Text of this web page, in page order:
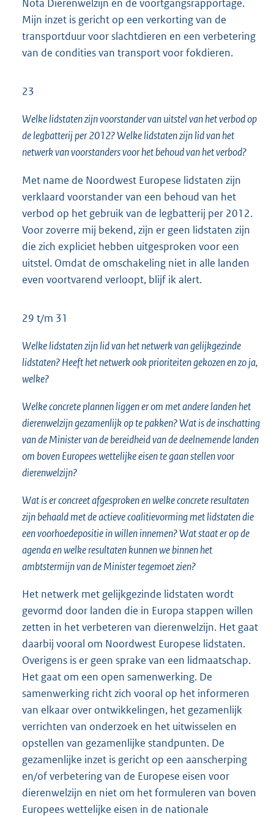
Nota Dierenwelzijn en de voortgangsrapportage.
Mijn inzet is gericht op een verkorting van de
transportduur voor slachtdieren en een verbetering
van de condities van transport voor fokdieren.
23
Welke lidstaten zijn voorstander van uitstel van het verbod op
de legbatterij per 2012? Welke lidstaten zijn lid van het
netwerk van voorstanders voor het behoud van het verbod?
Met name de Noordwest Europese lidstaten zijn
verklaard voorstander van een behoud van het
verbod op het gebruik van de legbatterij per 2012.
Voor zoverre mij bekend, zijn er geen lidstaten zijn
die zich expliciet hebben uitgesproken voor een
uitstel. Omdat de omschakeling niet in alle landen
even voortvarend verloopt, blijf ik alert.
29 t/m 31
Welke lidstaten zijn lid van het netwerk van gelijkgezinde
lidstaten? Heeft het netwerk ook prioriteiten gekozen en zo ja,
welke?
Welke concrete plannen liggen er om met andere landen het
dierenwelzijn gezamenlijk op te pakken? Wat is de inschatting
van de Minister van de bereidheid van de deelnemende landen
om boven Europees wettelijke eisen te gaan stellen voor
dierenwelzijn?
Wat is er concreet afgesproken en welke concrete resultaten
zijn behaald met de actieve coalitievorming met lidstaten die
een voorhoedepositie in willen innemen? Wat staat er op de
agenda en welke resultaten kunnen we binnen het
ambtstermijn van de Minister tegemoet zien?
Het netwerk met gelijkgezinde lidstaten wordt
gevormd door landen die in Europa stappen willen
zetten in het verbeteren van dierenwelzijn. Het gaat
daarbij vooral om Noordwest Europese lidstaten.
Overigens is er geen sprake van een lidmaatschap.
Het gaat om een open samenwerking. De
samenwerking richt zich vooral op het informeren
van elkaar over ontwikkelingen, het gezamenlijk
verrichten van onderzoek en het uitwisselen en
opstellen van gezamenlijke standpunten. De
gezamenlijke inzet is gericht op een aanscherping
en/of verbetering van de Europese eisen voor
dierenwelzijn en niet om het formuleren van boven
Europees wettelijke eisen in de nationale